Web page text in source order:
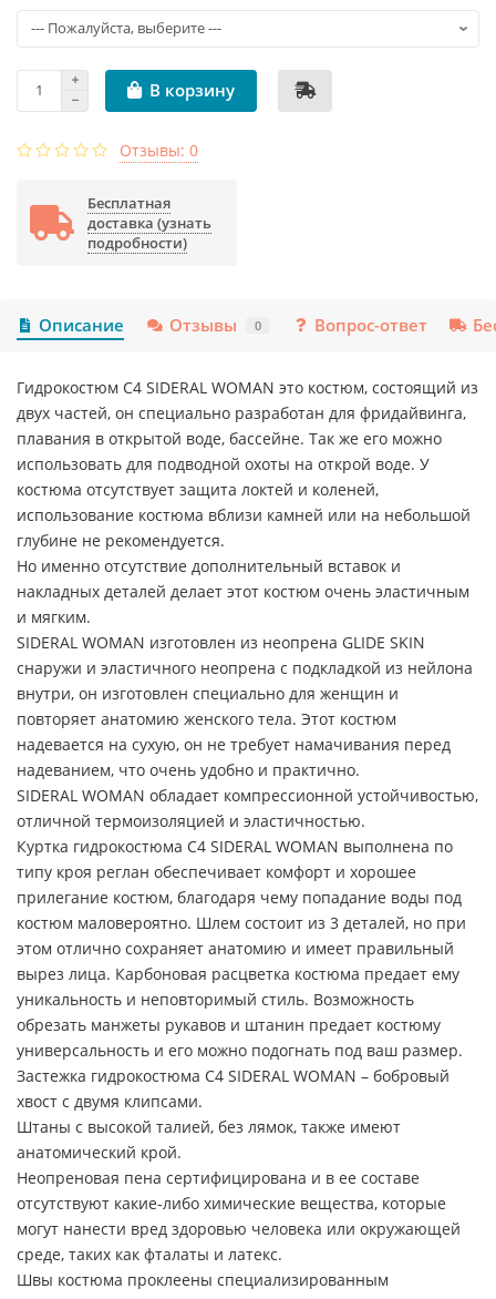
В корзину
Отзывы: 0
Бесплатная
доставка (узнать
подробности)
Описание Отзывы 0 Вопрос-ответ
Гидрокостюм C4 SIDERAL WOMAN это костюм, состоящий из
двух частей, он специально разработан для фридайвинга,
плавания в открытой воде, бассейне. Так же его можно
использовать для подводной охоты на открой воде. У
костюма отсутствует защита локтей и коленей,
использование костюма вблизи камней или на небольшой
глубине не рекомендуется.
Но именно отсутствие дополнительный вставок и
накладных деталей делает этот костюм очень эластичным
и мягким.
SIDERAL WOMAN изготовлен из неопрена GLIDE SKIN
снаружи и эластичного неопрена с подкладкой из нейлона
внутри, он изготовлен специально для женщин и
повторяет анатомию женского тела. Этот костюм
надевается на сухую, он не требует намачивания перед
надеванием, что очень удобно и практично.
SIDERAL WOMAN обладает компрессионной устойчивостью,
отличной термоизоляцией и эластичностью.
Куртка гидрокостюма C4 SIDERAL WOMAN выполнена по
типу кроя реглан обеспечивает комфорт и хорошее
прилегание костюм, благодаря чему попадание воды под
костюм маловероятно. Шлем состоит из 3 деталей, но при
этом отлично сохраняет анатомию и имеет правильный
вырез лица. Карбоновая расцветка костюма предает ему
уникальность и неповторимый стиль. Возможность
обрезать манжеты рукавов и штанин предает костюму
универсальность и его можно подогнать под ваш размер.
Застежка гидрокостюма C4 SIDERAL WOMAN – бобровый
хвост с двумя клипсами.
Штаны с высокой талией, без лямок, также имеют
анатомический крой.
Неопреновая пена сертифицирована и в ее составе
отсутствуют какие-либо химические вещества, которые
могут нанести вред здоровью человека или окружающей
среде, таких как фталаты и латекс.
Швы костюма проклеены специализированным